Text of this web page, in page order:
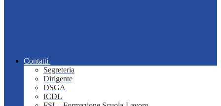
Contatti
Segreteria
Dirigente
DSGA
ICDL